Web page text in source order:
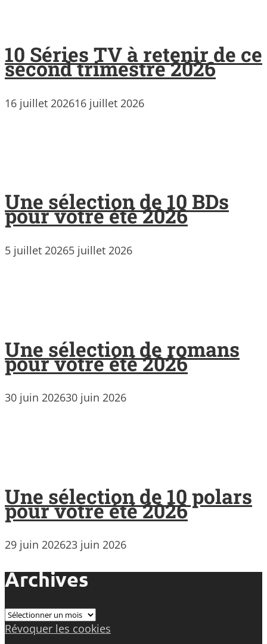
10 Séries TV à retenir de ce
second trimestre 2026
16 juillet 202616 juillet 2026
Une sélection de 10 BDs
pour votre été 2026
5 juillet 20265 juillet 2026
Une sélection de romans
pour votre été 2026
30 juin 202630 juin 2026
Une sélection de 10 polars
pour votre été 2026
29 juin 202623 juin 2026
Archives
Archives
Révoquer les cookies